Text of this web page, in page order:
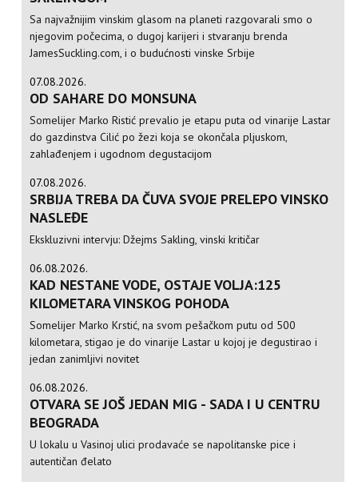
Sa najvažnijim vinskim glasom na planeti razgovarali smo o
njegovim počecima, o dugoj karijeri i stvaranju brenda
JamesSuckling.com, i o budućnosti vinske Srbije
07.08.2026.
OD SAHARE DO MONSUNA
Somelijer Marko Ristić prevalio je etapu puta od vinarije Lastar
do gazdinstva Cilić po žezi koja se okončala pljuskom,
zahlađenjem i ugodnom degustacijom
07.08.2026.
SRBIJA TREBA DA ČUVA SVOJE PRELEPO VINSKO
NASLEĐE
Ekskluzivni intervju: Džejms Sakling, vinski kritičar
06.08.2026.
KAD NESTANE VODE, OSTAJE VOLJA:125
KILOMETARA VINSKOG POHODA
Somelijer Marko Krstić, na svom pešačkom putu od 500
kilometara, stigao je do vinarije Lastar u kojoj je degustirao i
jedan zanimljivi novitet
06.08.2026.
OTVARA SE JOŠ JEDAN MIG - SADA I U CENTRU
BEOGRADA
U lokalu u Vasinoj ulici prodavaće se napolitanske pice i
autentičan đelato